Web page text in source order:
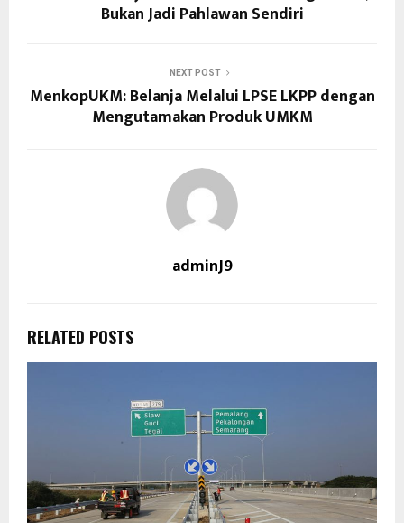
Bukan Jadi Pahlawan Sendiri
NEXT POST
MenkopUKM: Belanja Melalui LPSE LKPP dengan
Mengutamakan Produk UMKM
adminJ9
RELATED POSTS